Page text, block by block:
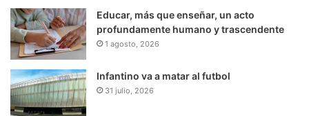
Educar, más que enseñar, un acto
profundamente humano y trascendente
1 agosto, 2026
Infantino va a matar al futbol
31 julio, 2026